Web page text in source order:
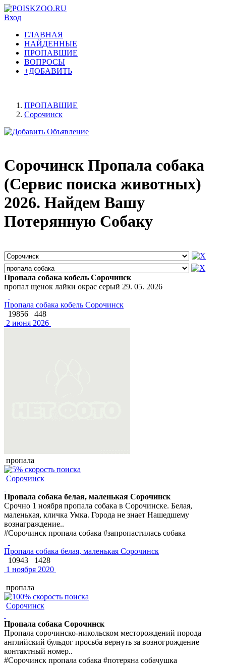
Вход
ГЛАВНАЯ
НАЙДЕННЫЕ
ПРОПАВШИЕ
ВОПРОСЫ
+ДОБАВИТЬ
ПРОПАВШИЕ
Сорочинск
Сорочинск Пропала собака
(Сервис поиска животных)
2026. Найдем Вашу
Потерянную Собаку
Пропала собака кобель Сорочинск
пропал щенок лайки окрас серый 29. 05. 2026
Пропала собака кобель Сорочинск
19856
448
2 июня 2026
пропала
Сорочинск
Пропала собака белая, маленькая Сорочинск
Срочно 1 ноября пропала собака в Сорочинске. Белая,
маленькая, кличка Умка. Города не знает Нашедшему
вознаграждение..
#Сорочинск пропала собака #запропастилась собака
Пропала собака белая, маленькая Сорочинск
10943
1428
1 ноября 2020
пропала
Сорочинск
Пропала собака Сорочинск
Пропала сорочинско-никольском месторождений порода
английский бульдог просьба вернуть за возногрождение
контактный номер..
#Сорочинск пропала собака #потеряна собачушка